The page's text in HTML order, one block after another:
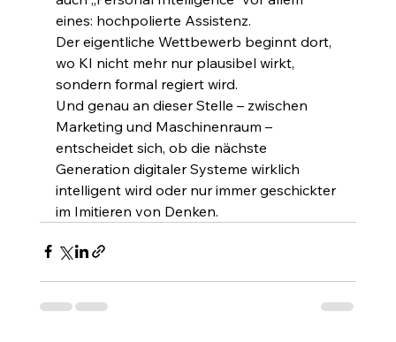
eines: hochpolierte Assistenz.
Der eigentliche Wettbewerb beginnt dort,
wo KI nicht mehr nur plausibel wirkt,
sondern formal regiert wird.
Und genau an dieser Stelle – zwischen
Marketing und Maschinenraum –
entscheidet sich, ob die nächste
Generation digitaler Systeme wirklich
intelligent wird oder nur immer geschickter
im Imitieren von Denken.